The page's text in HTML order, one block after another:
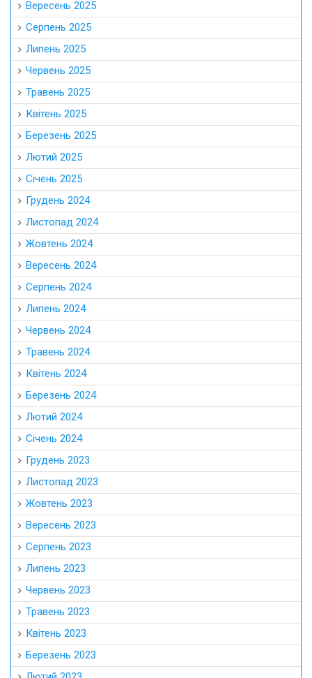
Вересень 2025
Серпень 2025
Липень 2025
Червень 2025
Травень 2025
Квітень 2025
Березень 2025
Лютий 2025
Січень 2025
Грудень 2024
Листопад 2024
Жовтень 2024
Вересень 2024
Серпень 2024
Липень 2024
Червень 2024
Травень 2024
Квітень 2024
Березень 2024
Лютий 2024
Січень 2024
Грудень 2023
Листопад 2023
Жовтень 2023
Вересень 2023
Серпень 2023
Липень 2023
Червень 2023
Травень 2023
Квітень 2023
Березень 2023